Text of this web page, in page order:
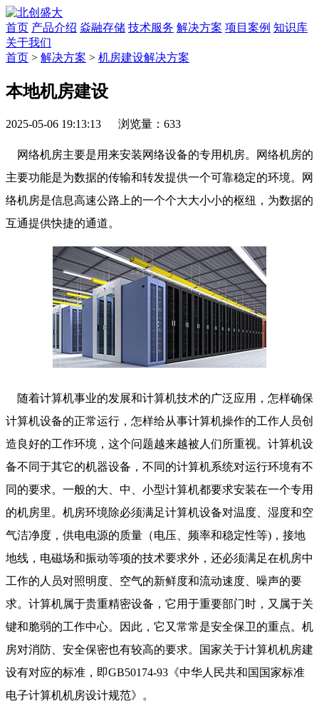
首页 产品介绍 焱融存储 技术服务 解决方案 项目案例 知识库
关于我们
首页 > 解决方案 > 机房建设解决方案
本地机房建设
2025-05-06 19:13:13 浏览量：633
网络机房主要是用来安装网络设备的专用机房。网络机房的
主要功能是为数据的传输和转发提供一个可靠稳定的环境。网
络机房是信息高速公路上的一个个大大小小的枢纽，为数据的
互通提供快捷的通道。
随着计算机事业的发展和计算机技术的广泛应用，怎样确保
计算机设备的正常运行，怎样给从事计算机操作的工作人员创
造良好的工作环境，这个问题越来越被人们所重视。计算机设
备不同于其它的机器设备，不同的计算机系统对运行环境有不
同的要求。一般的大、中、小型计算机都要求安装在一个专用
的机房里。机房环境除必须满足计算机设备对温度、湿度和空
气洁净度，供电电源的质量（电压、频率和稳定性等)，接地
地线，电磁场和振动等项的技术要求外，还必须满足在机房中
工作的人员对照明度、空气的新鲜度和流动速度、噪声的要
求。计算机属于贵重精密设备，它用于重要部门时，又属于关
键和脆弱的工作中心。因此，它又常常是安全保卫的重点。机
房对消防、安全保密也有较高的要求。国家关于计算机机房建
设有对应的标准，即GB50174-93《中华人民共和国国家标准
电子计算机机房设计规范》。